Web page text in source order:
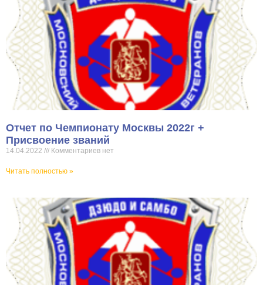
Отчет по Чемпионату Москвы 2022г +
Присвоение званий
14.04.2022 Комментариев нет
Читать полностью »